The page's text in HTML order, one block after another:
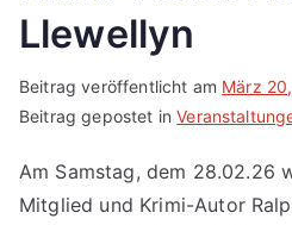
Llewellyn
Beitrag veröffentlicht am März
Beitrag gepostet in
Am Samstag, dem 28.02.26
Mitglied und Krimi-Autor